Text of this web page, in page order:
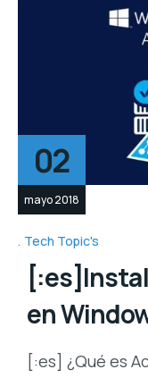
02
mayo 2018
Tech Topic's
en
[:es] ¿Qué es